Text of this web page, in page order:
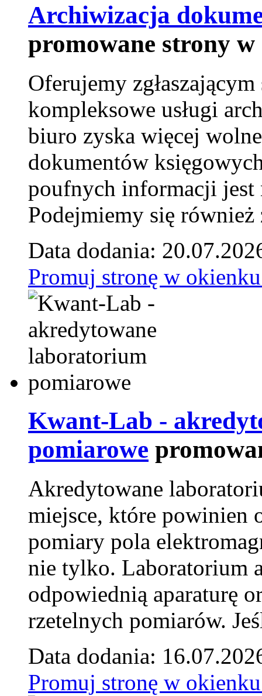
Archiwizacja
promowane strony
Oferujemy
kompleksowe usługi
biuro zyska więcej
dokumentów
poufnych informacji jest
Podejmiemy się
Data dodania:
Promuj stronę w
Kwant-Lab -
pomiarowe
Akredytowane
miejsce, które powinien
pomiary pola
nie tylko. Laboratorium
odpowiednią aparaturę
rzetelnych pomiarów.
Data dodania:
Promuj stronę w